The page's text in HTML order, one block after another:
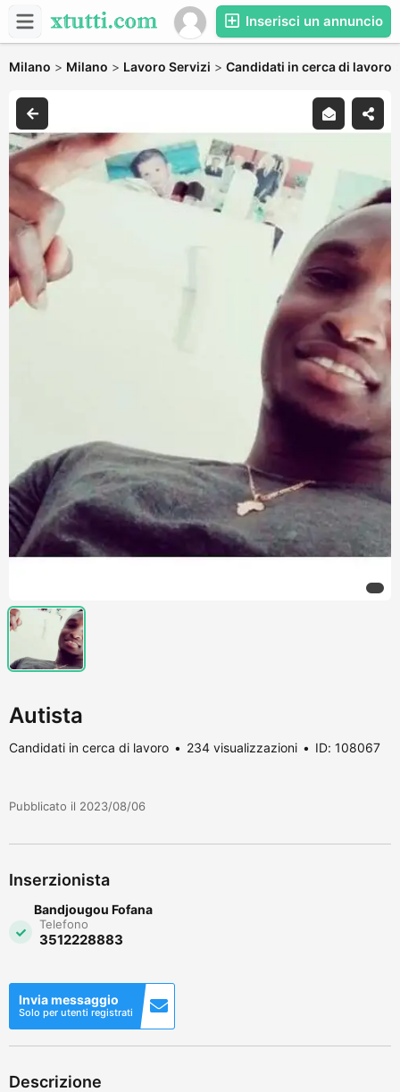
Inserisci un annuncio
Milano > Milano > Lavoro Servizi > Candidati in cerca di lavoro
Autista
Candidati in cerca di lavoro 234 visualizzazioni ID: 108067
Pubblicato il 2023/08/06
Inserzionista
Bandjougou Fofana
Telefono
3512228883
Invia messaggio
Solo per utenti registrati
Descrizione